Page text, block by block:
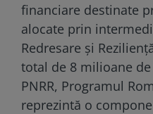
financiare destinate
alocate prin
Redresare și
total de 8 milioane
PNRR, Programul
reprezintă o